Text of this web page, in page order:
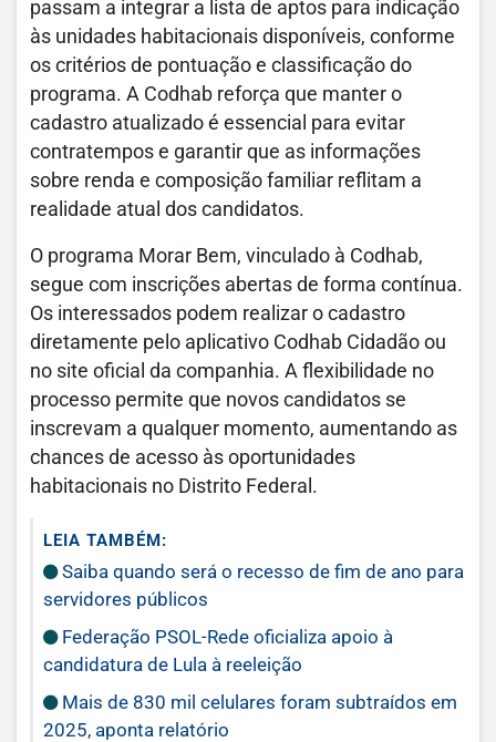
passam a integrar a lista de aptos para indicação
às unidades habitacionais disponíveis, conforme
os critérios de pontuação e classificação do
programa. A Codhab reforça que manter o
cadastro atualizado é essencial para evitar
contratempos e garantir que as informações
sobre renda e composição familiar reflitam a
realidade atual dos candidatos.
O programa Morar Bem, vinculado à Codhab,
segue com inscrições abertas de forma contínua.
Os interessados podem realizar o cadastro
diretamente pelo aplicativo Codhab Cidadão ou
no site oficial da companhia. A flexibilidade no
processo permite que novos candidatos se
inscrevam a qualquer momento, aumentando as
chances de acesso às oportunidades
habitacionais no Distrito Federal.
LEIA TAMBÉM:
Saiba quando será o recesso de fim de ano para
servidores públicos
Federação PSOL-Rede oficializa apoio à
candidatura de Lula à reeleição
Mais de 830 mil celulares foram subtraídos em
2025, aponta relatório